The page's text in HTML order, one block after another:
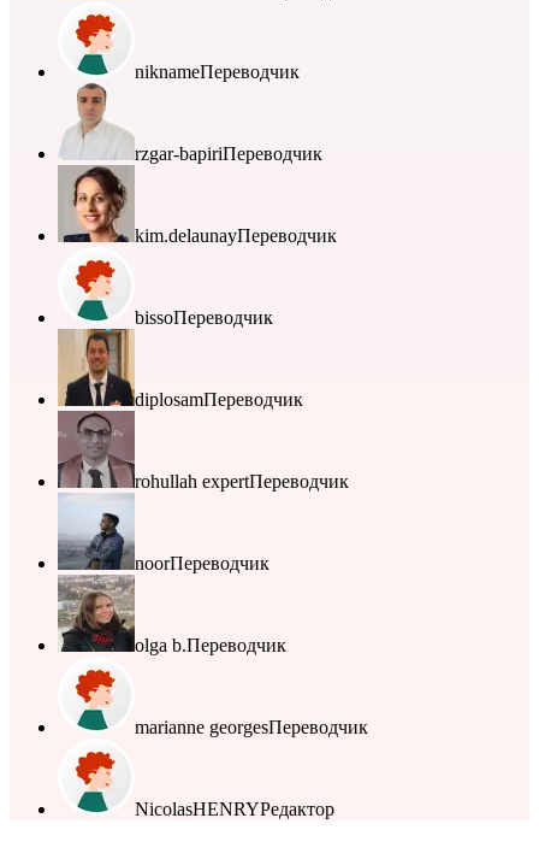
niknameПереводчик
rzgar-bapiriПереводчик
kim.delaunayПереводчик
bissoПереводчик
diplosamПереводчик
rohullah expertПереводчик
noorПереводчик
olga b.Переводчик
marianne georgesПереводчик
NicolasHENRYРедактор